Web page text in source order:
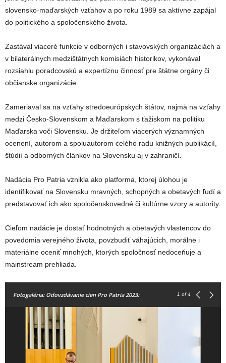
slovensko-maďarských vzťahov a po roku 1989 sa aktívne zapájal
do politického a spoločenského života.
Zastával viaceré funkcie v odborných i stavovských organizáciách a
v bilaterálnych medzištátnych komisiách historikov, vykonával
rozsiahlu poradcovskú a expertíznu činnosť pre štátne orgány či
občianske organizácie.
Zameriaval sa na vzťahy stredoeurópskych štátov, najmä na vzťahy
medzi Česko-Slovenskom a Maďarskom s ťažiskom na politiku
Maďarska voči Slovensku. Je držiteľom viacerých významných
ocenení, autorom a spoluautorom celého radu knižných publikácií,
štúdií a odborných článkov na Slovensku aj v zahraničí.
Nadácia Pro Patria vznikla ako platforma, ktorej úlohou je
identifikovať na Slovensku mravných, schopných a obetavých ľudí a
predstavovať ich ako spoločenskovedné či kultúrne vzory a autority.
Cieľom nadácie je dostať hodnotných a obetavých vlastencov do
povedomia verejného života, povzbudiť váhajúcich, morálne i
materiálne oceniť mnohých, ktorých spoločnosť nedoceňuje a
mainstream prehliada.
Fotogaléria: Odovzdávanie cien Pro Patria 2023: 1 of 4